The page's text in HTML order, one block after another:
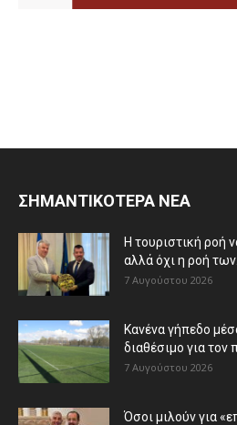
ΣΗΜΑΝΤΙΚΟΤΕΡΑ ΝΕΑ
Η τουριστική ροή
αλλά όχι η ροή των...
7 Αυγούστου 2026
Κανένα γήπεδο
διαθέσιμο για τον
7 Αυγούστου 2026
Όσοι μιλούν για